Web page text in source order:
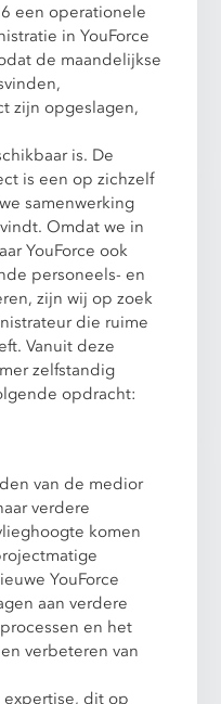
een operationele
in YouForce
de maandelijkse
zijn opgeslagen,
is. De
is een op zichzelf
samenwerking
Omdat we in
YouForce ook
personeels- en
zijn wij op zoek
die ruime
Vanuit deze
zelfstandig
opdracht:
van de medior
verdere
komen
YouForce
aan verdere
en het
verbeteren van
expertise, dit op